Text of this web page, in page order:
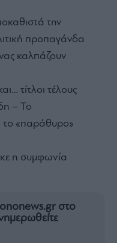
την
προπαγάνδα
καλπάζουν
τίτλοι τέλους
– Το
το «παράθυρο»
η συμφωνία
στο